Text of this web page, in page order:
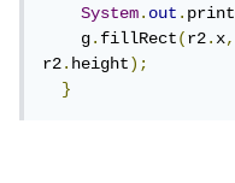
System.out.
    g
.fillRect(r2.x,
r2.height);
}